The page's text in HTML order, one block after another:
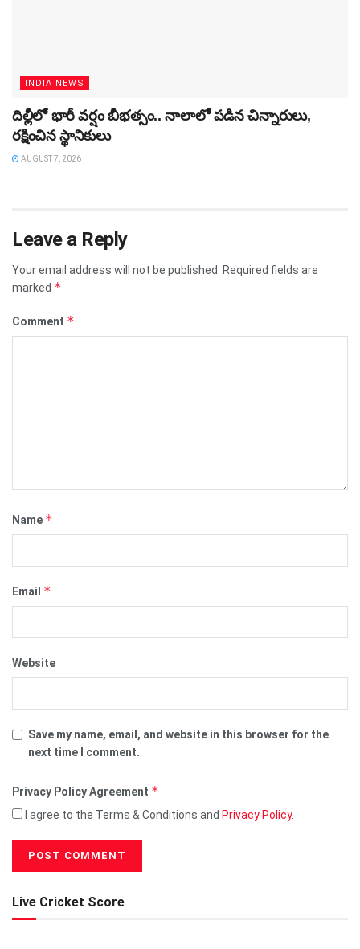
INDIA NEWS
దిల్లీలో భారీ వర్షం బీభత్సం.. నాలాలో పడిన చిన్నారులు,
రక్షించిన స్థానికులు
AUGUST 7, 2026
Leave a Reply
Your email address will not be published.
Required fields are
marked *
Comment *
Name *
Email *
Website
Save my name, email, and website in this browser for the
next time I comment.
Privacy Policy Agreement *
I agree to the Terms & Conditions and Privacy Policy.
Live Cricket Score